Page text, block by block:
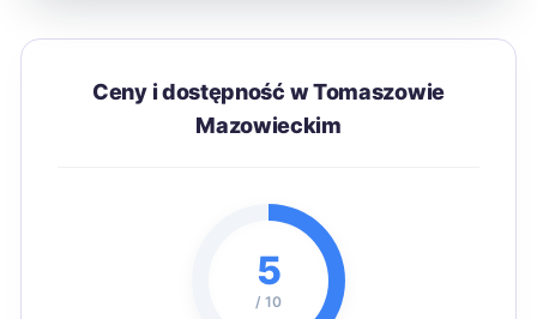
Ceny i dostępność w Tomaszowie
Mazowieckim
5
/ 10